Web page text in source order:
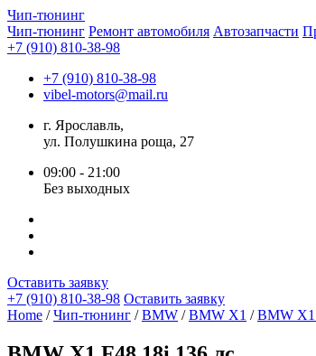
Чип-тюнинг
Чип-тюнинг Ремонт автомобиля Автозапчасти
+7 (910) 810-38-98
+7 (910) 810-38-98
vibel-motors@mail.ru
г. Ярославль,
ул. Полушкина роща, 27
09:00 - 21:00
Без выходных
Оставить заявку
+7 (910) 810-38-98 Оставить заявку
Home /Чип-тюнинг /BMW /BMW X1 /BMW X1